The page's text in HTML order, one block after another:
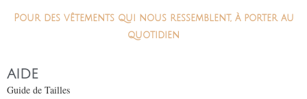
Pour des vêtements qui nous ressemblent, à porter au
quotidien
AIDE
Guide de Tailles